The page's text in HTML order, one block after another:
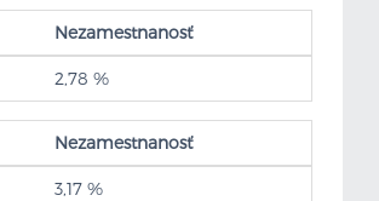
Nezamestnanosť
2,78 %
Nezamestnanosť
3,17 %